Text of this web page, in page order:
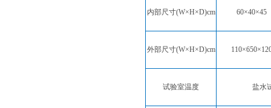
内部尺寸(W×H×D)cm 60×40×45
外部尺寸(W×H×D)cm
试验室温度 盐水